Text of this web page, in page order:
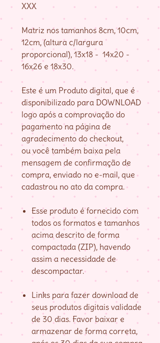
XXX
Matriz nos tamanhos 8cm, 10cm,
12cm, (altura c/largura
proporcional), 13x18 - 14x20 -
16x26 e 18x30.
Este é um Produto digital, que é
disponibilizado para DOWNLOAD
logo após a comprovação do
pagamento na página de
agradecimento do checkout,
ou você também baixa pela
mensagem de confirmação de
compra, enviado no e-mail, que
cadastrou no ato da compra.
Esse produto é fornecido com
todos os formatos e tamanhos
acima descrito de forma
compactada (ZIP), havendo
assim a necessidade de
descompactar.
Links para fazer download de
seus produtos digitais validade
de 30 dias. Favor baixar e
armazenar de forma correta,